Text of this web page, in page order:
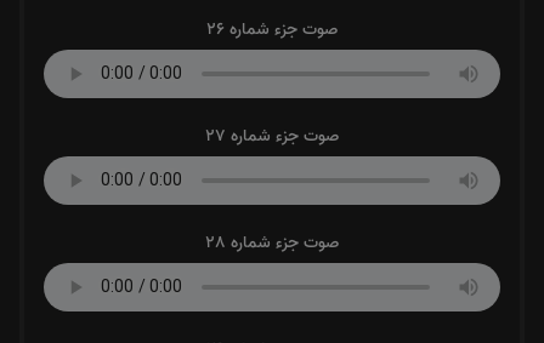
صوت جزء شماره 26
صوت جزء شماره 27
صوت جزء شماره 28